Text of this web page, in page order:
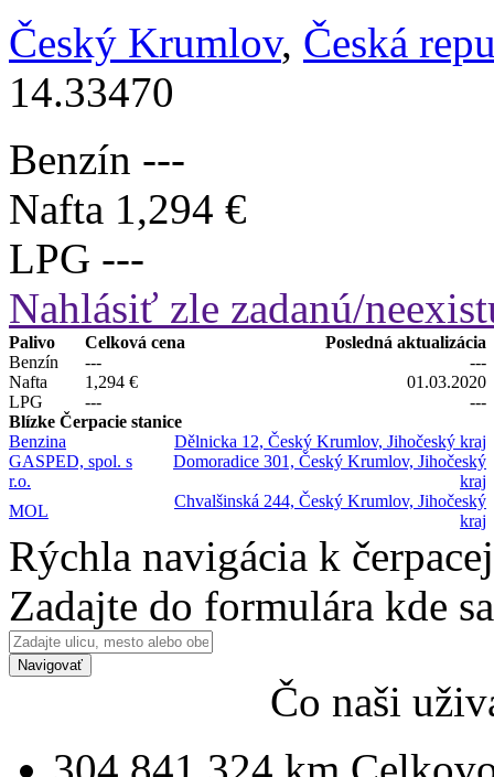
Český Krumlov, Česká
14.33470
Benzín ---
Nafta 1,294 €
LPG ---
Nahlásiť zle zadanú/
Palivo Celková cena
Posledná aktualizácia
Benzín
---
---
Nafta
1,294 €
01.03.2020
LPG
---
---
Blízke Čerpacie stanice
Benzina
Dělnicka 12, Český Krumlov, Jihočeský kraj
GASPED, spol. s
r.o.
Domoradice 301, Český Krumlov, Jihočeský
kraj
MOL
Chvalšinská 244, Český Krumlov, Jihočeský
kraj
Rýchla navigácia k
Zadajte do formulára kde
Navigovať
Čo naši